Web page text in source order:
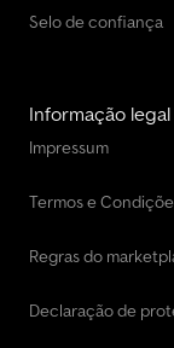
Selo de confiança
Informação legal
Impressum
Termos e
Regras do
Declaração de